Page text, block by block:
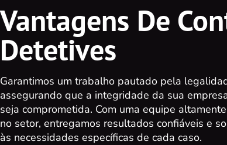
Vantagens De
Detetives
Garantimos um trabalho pautado pela
assegurando que a integridade da sua
seja comprometida. Com uma equipe
no setor, entregamos resultados confiáveis e
às necessidades específicas de cada caso.